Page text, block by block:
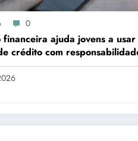
0
financeira ajuda jovens a usar
crédito com